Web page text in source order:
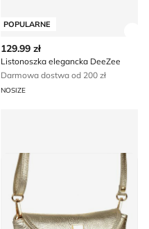
POPULARNE
129.99 zł
Listonoszka elegancka DeeZee
Darmowa dostwa od 200 zł
NOSIZE